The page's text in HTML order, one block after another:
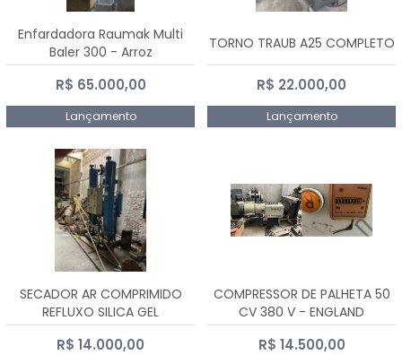
Enfardadora Raumak Multi
Baler 300 - Arroz
R$ 65.000,00
Lançamento
TORNO TRAUB A25 COMPLETO
R$ 22.000,00
Lançamento
SECADOR AR COMPRIMIDO
REFLUXO SILICA GEL
R$ 14.000,00
COMPRESSOR DE PALHETA 50
CV 380 V - ENGLAND
R$ 14.500,00